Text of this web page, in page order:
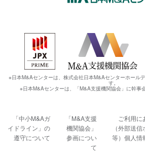
※日本M&Aセンターは、株式会社日本M&Aセンターホール
す。
※日本M&Aセンターは、「M&A支援機関協会」に幹事
「中小M&Aガ
イドライン」の
遵守について
「M&A支援
機関協会」
参画につい
て
ご利用に
（外部送
等）個人情